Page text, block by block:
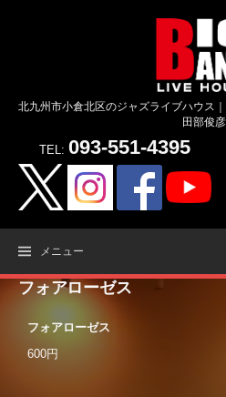
北九州市小倉北区のジャズライブハウス
田部俊彦
TEL: 093-551-4395
メニュー
フォアローゼス
フォアローゼス
600円